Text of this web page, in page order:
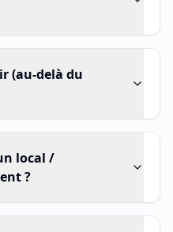
(au-delà du
local /
?